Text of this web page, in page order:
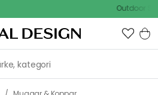
Outdoor Sale